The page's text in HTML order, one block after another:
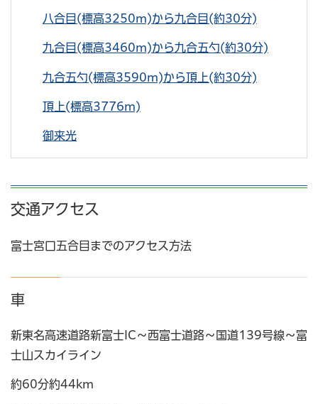
八合目(標高3250m)から九合目(約30分)
九合目(標高3460m)から九合五勺(約30分)
九合五勺(標高3590m)から頂上(約30分)
頂上(標高3776m)
御来光
交通アクセス
富士宮口五合目までのアクセス方法
車
新東名高速道路新富士IC～西富士道路～国道139号線～富
士山スカイライン
約60分約44km